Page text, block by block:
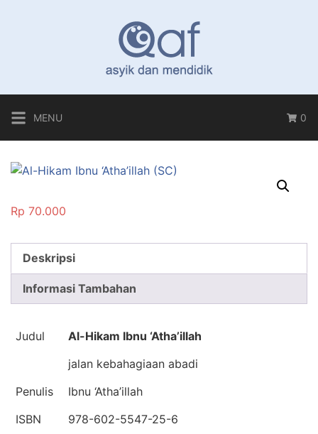
MENU 0
Rp 70.000
Deskripsi
Informasi Tambahan
Judul
Al-Hikam Ibnu ‘Atha’illah
jalan kebahagiaan abadi
Penulis
Ibnu ‘Atha’illah
ISBN
978-602-5547-25-6